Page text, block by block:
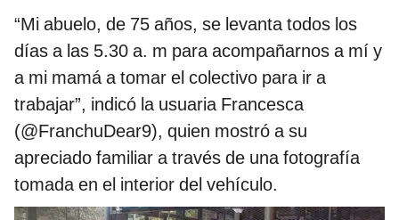
“Mi abuelo, de 75 años, se levanta todos los
días a las 5.30 a. m para acompañarnos a mí y
a mi mamá a tomar el colectivo para ir a
trabajar”, indicó la usuaria Francesca
(@FranchuDear9), quien mostró a su
apreciado familiar a través de una fotografía
tomada en el interior del vehículo.